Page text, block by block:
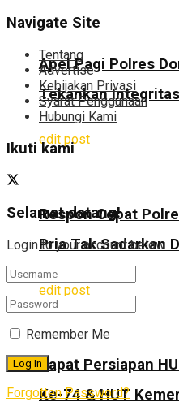
Apel Pagi Polres
Tekankan
edit post
Respon Cepat
Pria Tak Sadarkan
edit post
Rapat Persiapan
Ke-74 & HUT
Navigate Site
Tentang
Advertise
Kebijakan Privasi
Syarat Penggunaan
Hubungi Kami
Ikuti kami
Selamat datang!
Login to your account below
Remember Me
Forgotten Password?